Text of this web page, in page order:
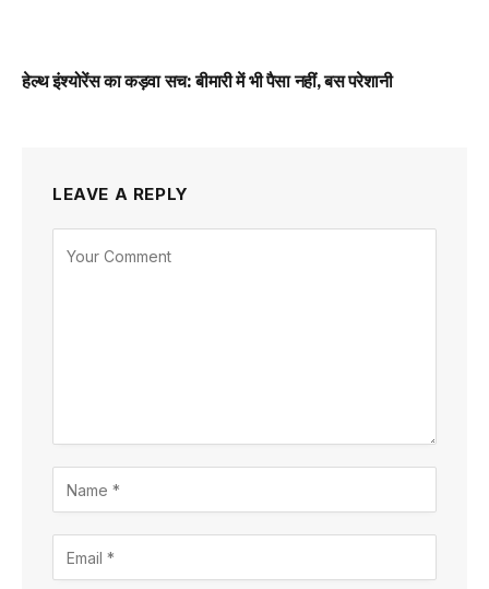
हेल्थ इंश्योरेंस का कड़वा सच: बीमारी में भी पैसा नहीं, बस परेशानी
LEAVE A REPLY